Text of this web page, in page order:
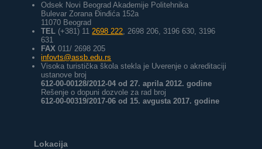
Odsek Novi Beograd Akademije Politehnika
Bulevar Zorana Đinđića 152a
11070 Beograd
TEL (+381) 112698 222, 2698 206, 3196 630, 3196
631
FAX 011/ 2698 205
infovts@assb.edu.rs
Visoka turistička škola stekla je Uverenje o akreditaciji
ustanove broj
612-00-00128/2012-04 od 27. aprila 2012. godine
Rešenje o dopuni dozvole za rad broj
612-00-00319/2017-06 od 15. avgusta 2017. godine
Lokacija